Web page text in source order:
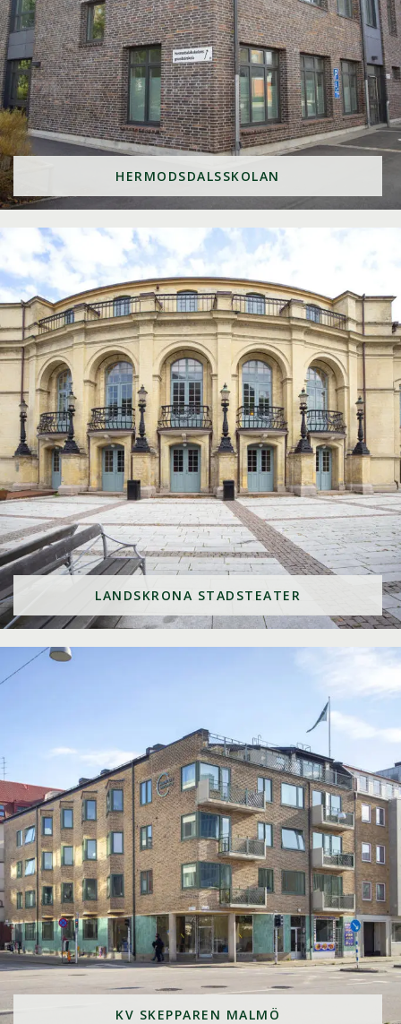
HERMODSDALSSKOLAN
LANDSKRONA STADSTEATER
KV SKEPPAREN MALMÖ